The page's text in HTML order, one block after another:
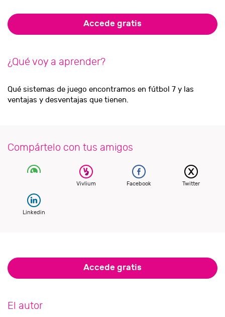
Accede gratis
¿Qué voy a aprender?
Qué sistemas de juego encontramos en fútbol 7 y las
ventajas y desventajas que tienen.
Compártelo con tus amigos
Vivlium Facebook Twitter
Linkedin
Accede gratis
El autor